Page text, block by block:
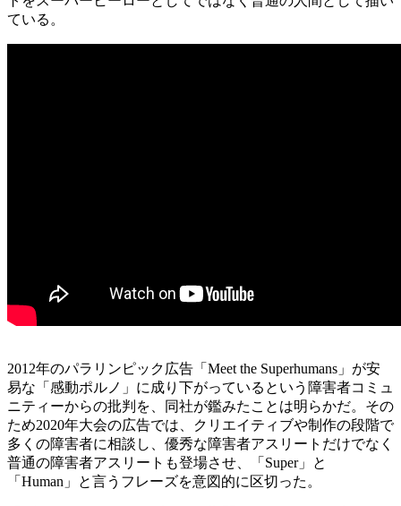
ている。
2012年のパラリンピック広告「Meet the Superhumans」が安
易な「感動ポルノ」に成り下がっているという障害者コミュ
ニティーからの批判を、同社が鑑みたことは明らかだ。その
ため2020年大会の広告では、クリエイティブや制作の段階で
多くの障害者に相談し、優秀な障害者アスリートだけでなく
普通の障害者アスリートも登場させ、「Super」と
「Human」と言うフレーズを意図的に区切った。